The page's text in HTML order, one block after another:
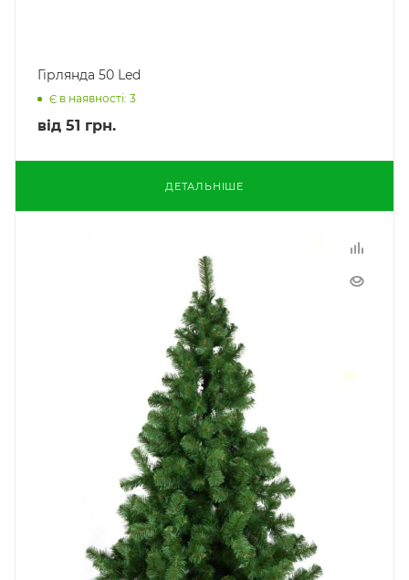
Гірлянда 50 Led
Є в наявності: 3
від 51 грн.
ДЕТАЛЬНІШЕ